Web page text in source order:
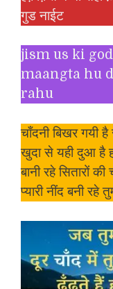
गुड नाईट
jism us ki
maangta hu
rahu
चाँदनी बिखर गयी है
खुदा से यही दुआ है
बानी रहे सितारों
प्यारी नींद बनी रहे